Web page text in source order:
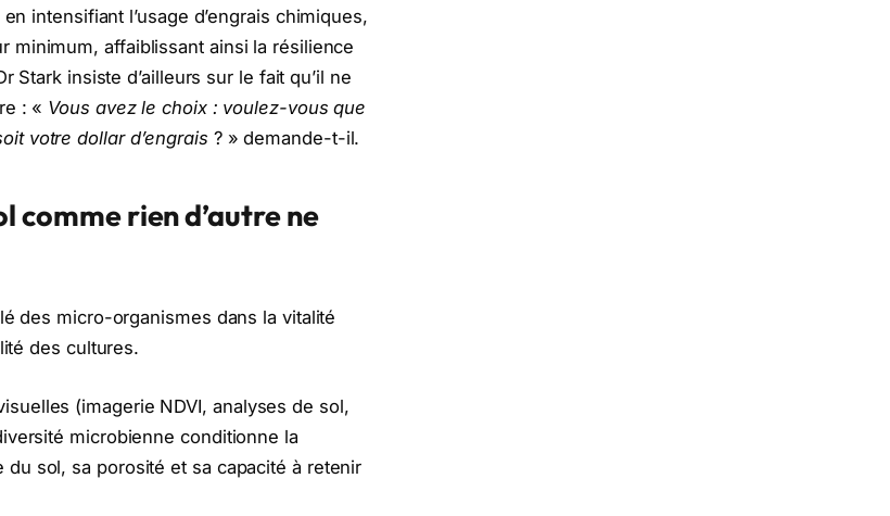
intensifiant l’usage d’engrais chimiques,
minimum, affaiblissant ainsi la résilience
Stark insiste d’ailleurs sur le fait qu’il ne
: « Vous avez le choix : voulez-vous que
votre dollar d’engrais ? » demande-t-il.
comme rien d’autre ne
des micro-organismes dans la vitalité
des cultures.
(imagerie NDVI, analyses de sol,
microbienne conditionne la
sol, sa porosité et sa capacité à retenir